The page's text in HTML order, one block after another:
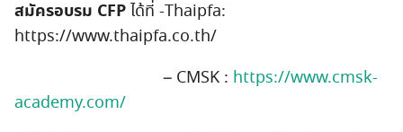
สมัครอบรม CFP ได้ที่ -Thaipfa:
https://www.thaipfa.co.th/
– CMSK : https://www.cmsk-
academy.com/